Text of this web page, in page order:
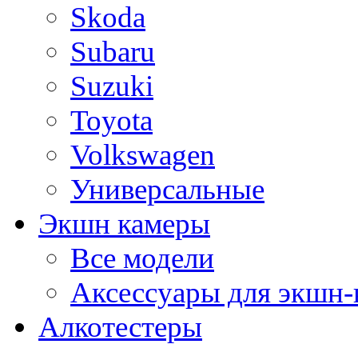
Skoda
Subaru
Suzuki
Toyota
Volkswagen
Универсальные
Экшн камеры
Все модели
Аксессуары для
Алкотестеры